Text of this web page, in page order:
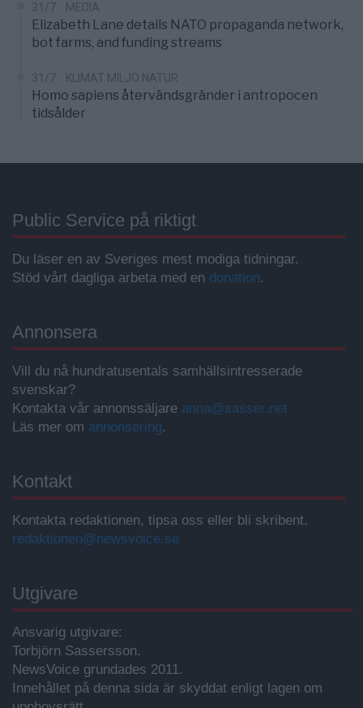
31/7 MEDIA
Elizabeth Lane details NATO propaganda network,
bot farms, and funding streams
31/7 KLIMAT MILJÖ NATUR
Homo sapiens återvändsgränder i antropocen
tidsålder
Public Service på riktigt
Du läser en av Sveriges mest modiga tidningar.
Stöd vårt dagliga arbeta med en donation.
Annonsera
Vill du nå hundratusentals samhällsintresserade
svenskar?
Kontakta vår annonssäljare anna@sasser.net
Läs mer om annonsering.
Kontakt
Kontakta redaktionen, tipsa oss eller bli skribent.
redaktionen@newsvoice.se
Utgivare
Ansvarig utgivare:
Torbjörn Sassersson.
NewsVoice grundades 2011.
Innehållet på denna sida är skyddat enligt lagen om